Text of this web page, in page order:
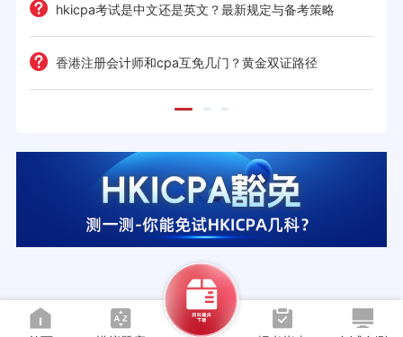
hkicpa考试是中文还是英文？最新规定与备考策略
香港注册会计师和cpa互免几门？黄金双证路径